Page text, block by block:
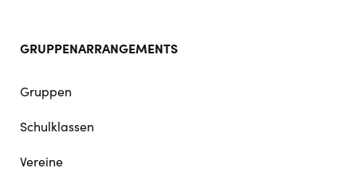
GRUPPENARRANGEMENTS
Gruppen
Schulklassen
Vereine